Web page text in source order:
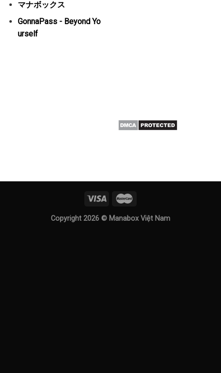
マナボックス
GonnaPass - Beyond Yo
urself
Copyright 2026 © Manabox Việt Nam